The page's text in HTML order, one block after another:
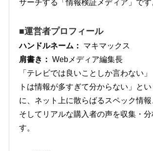
サーチする「情報検証メディア」です
■運営者プロフィール
ハンドルネーム：
マキマックス
肩書き： Webメディア編集長
「テレビでは良いことしか言わない
トは情報が多すぎて分からない」と
に、ネット上に散らばるスペック情報
そしてリアルな購入者の声を収集・分
す。